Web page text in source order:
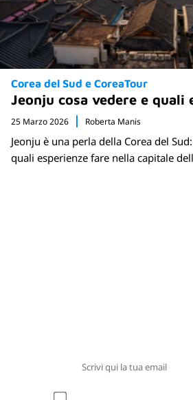
Corea del Sud e CoreaTour
Jeonju cosa vedere e quali
25 Marzo 2026 Roberta Manis
Jeonju è una perla della Corea del
quali esperienze fare nella capitale